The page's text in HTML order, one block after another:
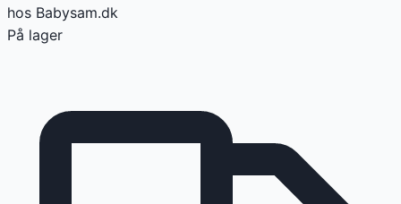
hos Babysam.dk
På lager